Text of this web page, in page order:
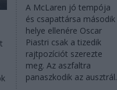
A McLaren jó tempója
és csapattársa második
helye ellenére Oscar
Piastri csak a tizedik
rajtpozíciót szerezte
meg. Az aszfaltra
panaszkodik az ausztrál.